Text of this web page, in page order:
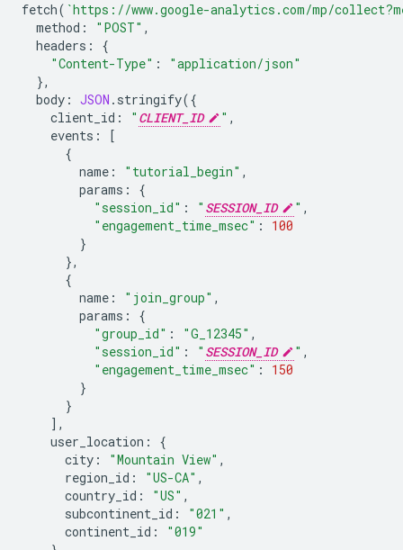
fetch( `https://www.google-analytics.com/mp/
method : "POST" ,
headers :
{
"Content-Type" :
"application/json"
},
body : JSON . stringify({
client_id : " CLIENT_ID " ,
events :
[
{
name : "tutorial_begin" ,
params :
{
"session_id" : " SESSION_ID " ,
"engagement_time_msec" :
100
}
},
{
name : "join_group" ,
params :
{
"group_id" : "G_12345" ,
"session_id" : " SESSION_ID " ,
"engagement_time_msec" :
150
}
}
],
user_location :
{
city : "Mountain View" ,
region_id : "US-CA" ,
country_id : "US" ,
subcontinent_id : "021" ,
continent_id :
"019"